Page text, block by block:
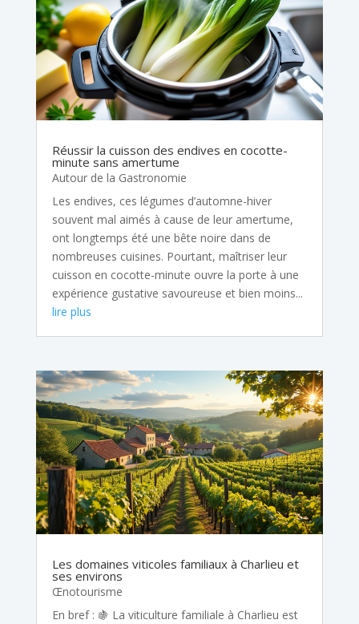
Réussir la cuisson des endives en cocotte-
minute sans amertume
Autour de la Gastronomie
Les endives, ces légumes d’automne-hiver
souvent mal aimés à cause de leur amertume,
ont longtemps été une bête noire dans de
nombreuses cuisines. Pourtant, maîtriser leur
cuisson en cocotte-minute ouvre la porte à une
expérience gustative savoureuse et bien moins...
lire plus
Les domaines viticoles familiaux à Charlieu et
ses environs
Œnotourisme
En bref : 🍇 La viticulture familiale à Charlieu est